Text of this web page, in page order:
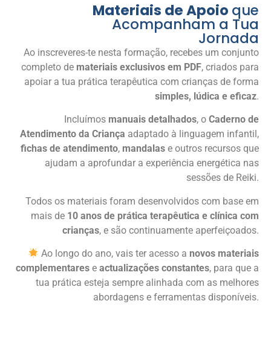
Materiais de Apoio que
Acompanham a Tua
Jornada
Ao inscreveres-te nesta formação, recebes um conjunto
completo de materiais exclusivos em PDF, criados para
apoiar a tua prática terapêutica com crianças de forma
simples, lúdica e eficaz.
Incluímos manuais detalhados, o Caderno de
Atendimento da Criança adaptado à linguagem infantil,
fichas de atendimento, mandalas e outros recursos que
ajudam a aprofundar a experiência energética nas
sessões de Reiki.
Todos os materiais foram desenvolvidos com base em
mais de 10 anos de prática terapêutica e clínica com
crianças, e são continuamente aperfeiçoados.
Ao longo do ano, vais ter acesso a novos materiais
complementares e actualizações constantes, para que a
tua prática esteja sempre alinhada com as melhores
abordagens e ferramentas disponíveis.